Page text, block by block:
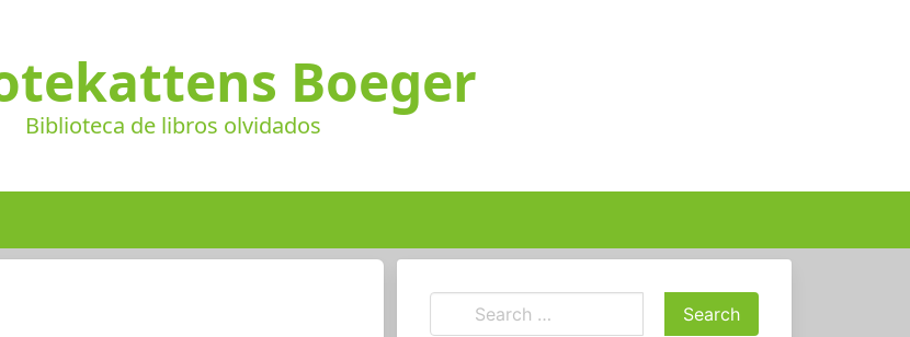
Boeger
Biblioteca de libros olvidados